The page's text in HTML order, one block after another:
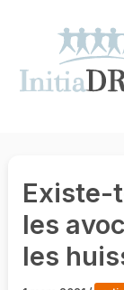
Existe-
les
les